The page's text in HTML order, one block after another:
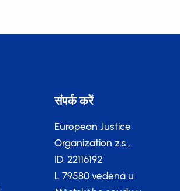
संपर्क करें
European Justice
Organization z.s.,
ID: 22116192
L 79580 vedená u